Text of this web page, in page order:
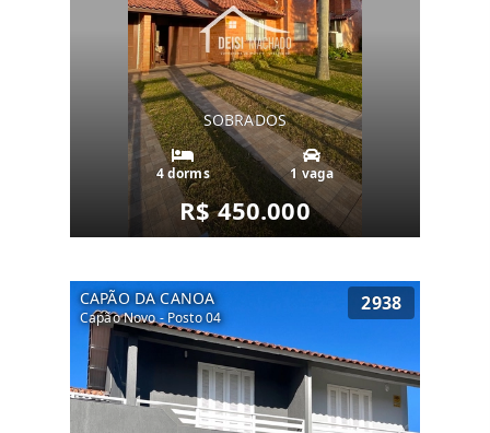
SOBRADOS
4 dorms 1 vaga
R$ 450.000
CAPÃO DA CANOA
Capão Novo - Posto 04
2938